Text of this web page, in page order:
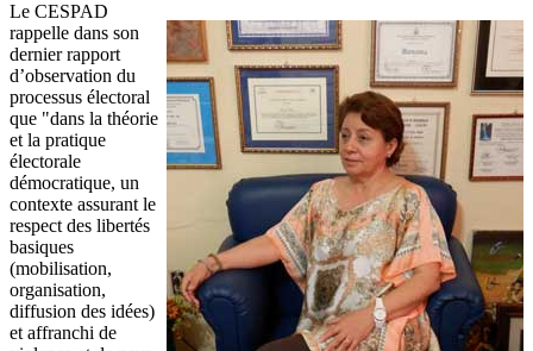
Le CESPAD
rappelle dans son
dernier rapport
d’observation du
processus électoral
que "dans la théorie
et la pratique
électorale
démocratique, un
contexte assurant le
respect des libertés
basiques
(mobilisation,
organisation,
diffusion des idées)
et affranchi de